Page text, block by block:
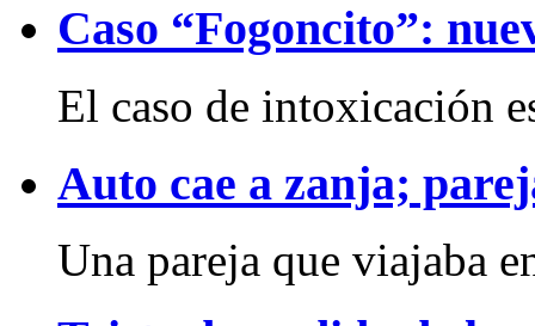
Caso “Fogoncito”:
El caso de intoxicación
Auto cae a zanja;
Una pareja que viajaba